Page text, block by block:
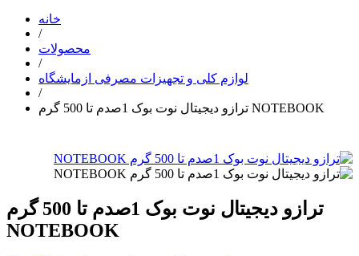
خانه
/
محصولات
/
لوازم کلی و تجهیزات مصرفی ازمایشگاه
/
ترازو دیجیتال نوت بوک 1صدم تا 500 گرم NOTEBOOK
ترازو دیجیتال نوت بوک 1صدم تا 500 گرم
NOTEBOOK